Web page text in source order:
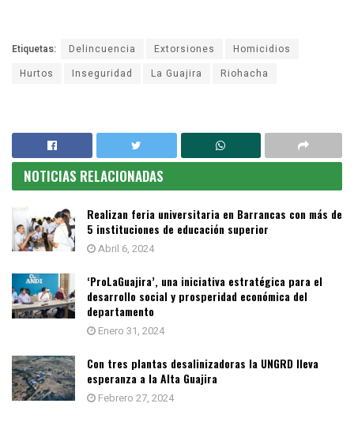
Etiquetas: Delincuencia Extorsiones
Homicidios
Hurtos
Inseguridad La Guajira Riohacha
NOTICIAS RELACIONADAS
Realizan feria universitaria en Barrancas con más de
5 instituciones de educación superior
Abril 6, 2024
‘ProLaGuajira’, una iniciativa estratégica para el
desarrollo social y prosperidad económica del
departamento
Enero 31, 2024
Con tres plantas desalinizadoras la UNGRD lleva
esperanza a la Alta Guajira
Febrero 27, 2024